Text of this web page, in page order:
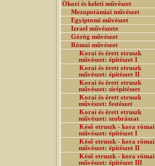
Ókori és keleti művészet
Mezopotámiai művészet
Egyiptomi művészet
Izrael művészete
Görög művészet
Római művészet
Korai és érett etruszk
művészet: építészet I
Korai és érett etruszk
művészet: építészet II
Korai és érett etruszk
művészet: sírépítészet
Korai és érett etruszk
művészet: festészet
Korai és érett etruszk
művészet: szobrászat
Késő etruszk - kora római
művészet: építészet I
Késő etruszk - kora római
művészet: építészet II
Késő etruszk - kora római
művészet: építészet III